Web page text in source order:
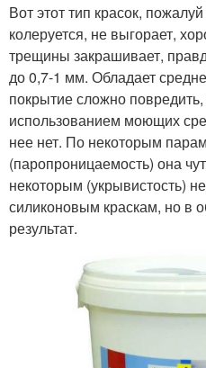
Вот этот тип красок,
колеруется, не выгорает,
трещины закрашивает,
до 0,7-1 мм. Обладает
покрытие сложно
использованием моющих
нее нет. По некоторым
(паропроницаемость) она
некоторым (укрывистость)
силиконовым краскам, но в
результат.